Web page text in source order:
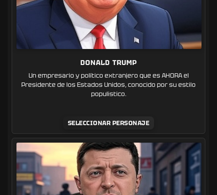
DONALD TRUMP
Un empresario y político extranjero que es AHORA el
Presidente de los Estados Unidos, conocido por su estilo
populistico.
SELECCIONAR PERSONAJE